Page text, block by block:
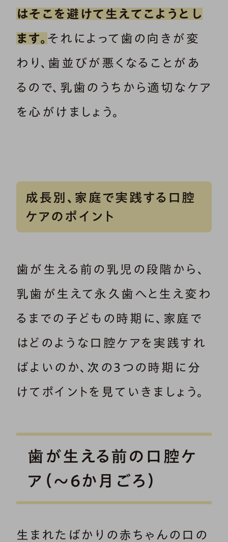
はそこを避けて生えてこようとし
ます。 それによって歯の向きが変
わり、歯並びが悪くなることがあ
るので、乳歯のうちから適切なケア
を心がけましょう。
成長別、家庭で実践する口腔
ケアのポイント
歯が生える前の乳児の段階から、
乳歯が生えて永久歯へと生え変わ
るまでの子どもの時期に、家庭で
はどのような口腔ケアを実践すれ
ばよいのか、次の3つの時期に分
けてポイントを見ていきましょう。
歯が生える前の口腔ケ
ア（～6か月ごろ）
生まれたばかりの赤ちゃんの口の